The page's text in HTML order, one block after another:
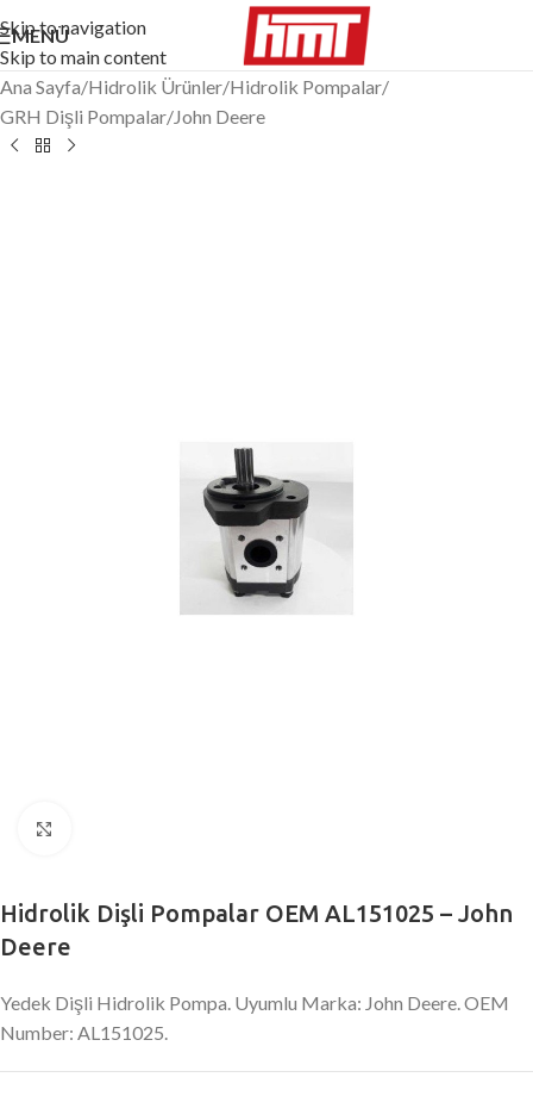
Skip to navigation
Skip to main content
MENÜ
Ana Sayfa/Hidrolik Ürünler/Hidrolik Pompalar/
GRH Dişli Pompalar/John Deere
Hidrolik Dişli Pompalar OEM AL151025 – John
Deere
Yedek Dişli Hidrolik Pompa. Uyumlu Marka: John Deere. OEM
Number: AL151025.